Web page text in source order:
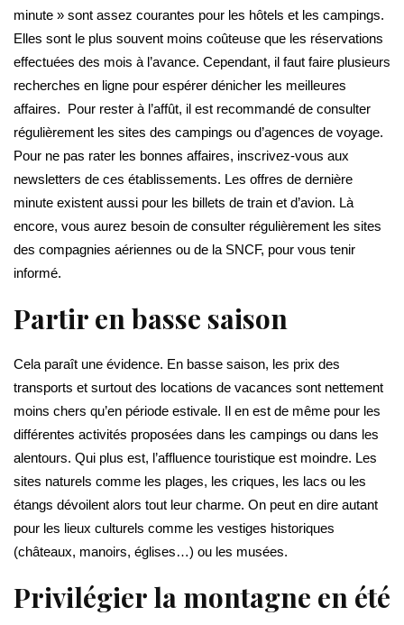
minute » sont assez courantes pour les hôtels et les campings.
Elles sont le plus souvent moins coûteuse que les réservations
effectuées des mois à l’avance. Cependant, il faut faire plusieurs
recherches en ligne pour espérer dénicher les meilleures
affaires. Pour rester à l’affût, il est recommandé de consulter
régulièrement les sites des campings ou d’agences de voyage.
Pour ne pas rater les bonnes affaires, inscrivez-vous aux
newsletters de ces établissements. Les offres de dernière
minute existent aussi pour les billets de train et d’avion. Là
encore, vous aurez besoin de consulter régulièrement les sites
des compagnies aériennes ou de la SNCF, pour vous tenir
informé.
Partir en basse saison
Cela paraît une évidence. En basse saison, les prix des
transports et surtout des locations de vacances sont nettement
moins chers qu’en période estivale. Il en est de même pour les
différentes activités proposées dans les campings ou dans les
alentours. Qui plus est, l’affluence touristique est moindre. Les
sites naturels comme les plages, les criques, les lacs ou les
étangs dévoilent alors tout leur charme. On peut en dire autant
pour les lieux culturels comme les vestiges historiques
(châteaux, manoirs, églises…) ou les musées.
Privilégier la montagne en été